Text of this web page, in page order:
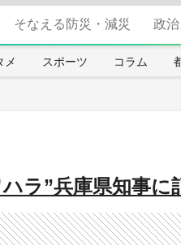
そなえる防災・減災 政
メ スポーツ コラム
ラ”兵庫県知事